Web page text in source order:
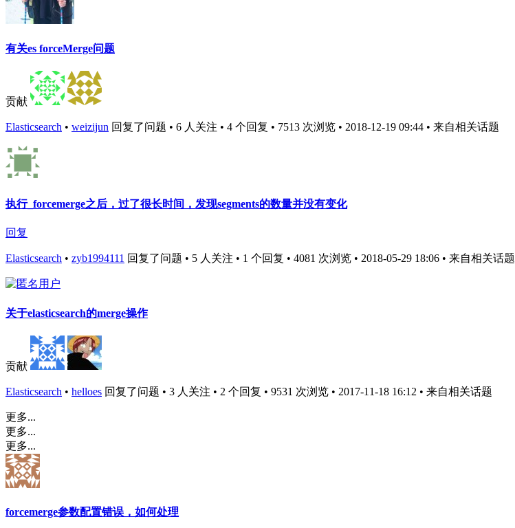
有关es forceMerge问题
贡献
Elasticsearch • weizijun 回复了问题 • 6 人关注 • 4 个回复 • 7513 次浏览 • 2018-12-19 09:44 • 来自相关话题
执行_forcemerge之后，过了很长时间，发现segments的数量并没有变化
回复
Elasticsearch • zyb1994111 回复了问题 • 5 人关注 • 1 个回复 • 4081 次浏览 • 2018-05-29 18:06 • 来自相关话题
关于elasticsearch的merge操作
贡献
Elasticsearch • helloes 回复了问题 • 3 人关注 • 2 个回复 • 9531 次浏览 • 2017-11-18 16:12 • 来自相关话题
更多...
更多...
更多...
forcemerge参数配置错误，如何处理